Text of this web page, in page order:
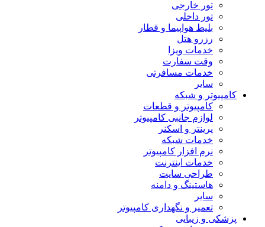
تور خارجی
تور داخلی
بلیط هواپیما و قطار
رزرو هتل
خدمات ویزا
وقت سفارت
خدمات مسافرتی
سایر
کامپیوتر و شبکه
کامپیوتر و قطعات
لوازم جانبی کامپیوتر
پرینتر و اسکنر
خدمات شبکه
نرم افزار کامپیوتر
خدمات اینترنت
طراحی سایت
هاستینگ و دامنه
سایر
تعمیر و نگهداری کامپیوتر
پزشکی و زیبایی